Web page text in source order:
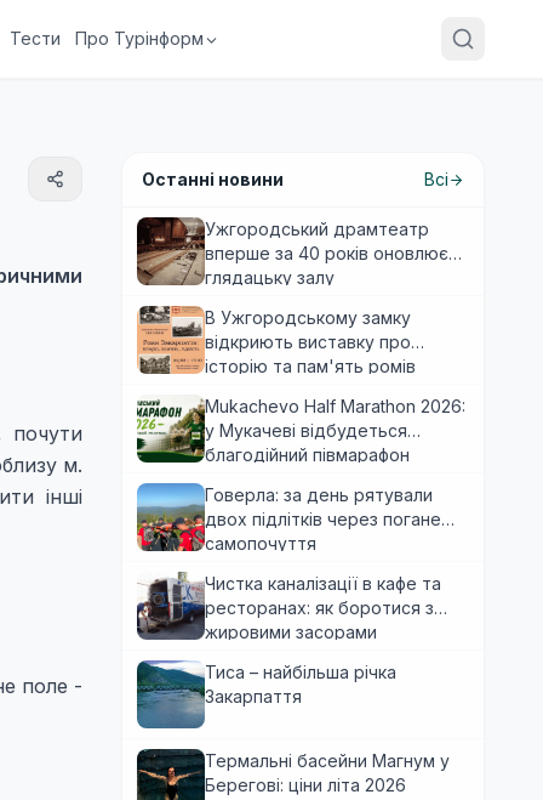
Тести Про Турінформ
почути
м.
інші
поле -
Останні новини Всі
Ужгородський драмтеатр
вперше за 40 років оновлює
глядацьку залу
В Ужгородському замку
відкриють виставку про
історію та пам'ять ромів
Mukachevo Half Marathon 2026:
у Мукачеві відбудеться
благодійний півмарафон
Говерла: за день рятували
двох підлітків через погане
самопочуття
Чистка каналізації в кафе та
ресторанах: як боротися з
жировими засорами
Тиса – найбільша річка
Закарпаття
Термальні басейни Магнум у
Берегові: ціни літа 2026